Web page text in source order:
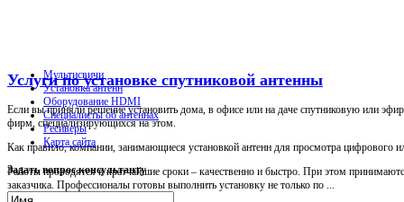
Услуги по установке спутниковой антенны
Если вы приняли решение установить дома, в офисе или на даче спутниковую или
фирм, специализирующихся на этом.
Как правило, компании, занимающиеся установкой антенн для просмотра цифрового
Работы проводятся в кратчайшие сроки – качественно и быстро. При этом
заказчика. Профессионалы готовы выполнить установку не только по ...
Мультисвичи
Установка антенн
Оборудование HDMI
Специалисты об антеннах
Ресиверы
Карта сайта
Задатьвопрос консультанту